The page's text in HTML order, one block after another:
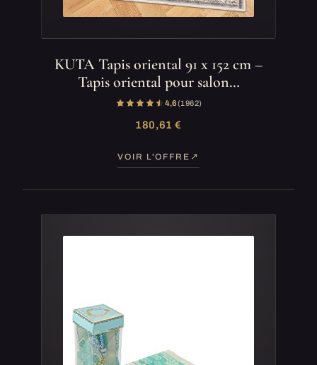
KUTA Tapis oriental 91 x 152 cm –
Tapis oriental pour salon…
4,6(1 962)
180,61 €
VOIR L'OFFRE